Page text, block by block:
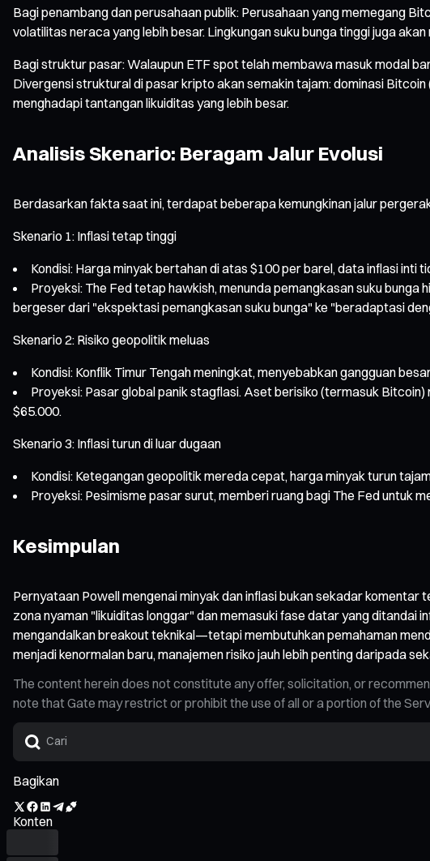
Bagi penambang dan perusahaan publik: Perusahaan yang memegang
volatilitas neraca yang lebih besar. Lingkungan suku bunga tinggi juga
Bagi struktur pasar: Walaupun ETF spot telah membawa masuk modal
Divergensi struktural di pasar kripto akan semakin tajam: dominasi
menghadapi tantangan likuiditas yang lebih besar.
Analisis Skenario: Beragam Jalur Evolusi
Berdasarkan fakta saat ini, terdapat beberapa kemungkinan jalur
Skenario 1: Inflasi tetap tinggi
Kondisi: Harga minyak bertahan di atas $100 per barel, data inflasi inti
Proyeksi: The Fed tetap hawkish, menunda pemangkasan suku
bergeser dari "ekspektasi pemangkasan suku bunga" ke "beradaptasi
Skenario 2: Risiko geopolitik meluas
Kondisi: Konflik Timur Tengah meningkat, menyebabkan gangguan
Proyeksi: Pasar global panik stagflasi. Aset berisiko (termasuk
$65.000.
Skenario 3: Inflasi turun di luar dugaan
Kondisi: Ketegangan geopolitik mereda cepat, harga minyak turun
Proyeksi: Pesimisme pasar surut, memberi ruang bagi The Fed untuk
Kesimpulan
Pernyataan Powell mengenai minyak dan inflasi bukan sekadar
zona nyaman "likuiditas longgar" dan memasuki fase datar yang ditandai
mengandalkan breakout teknikal—tetapi membutuhkan pemahaman
menjadi kenormalan baru, manajemen risiko jauh lebih penting daripada
The content herein does not constitute any offer, solicitation, or
note that Gate may restrict or prohibit the use of all or a portion of the
Bagikan
Konten